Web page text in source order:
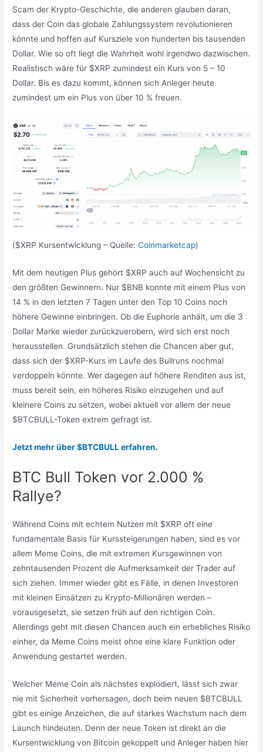
Scam der Krypto-Geschichte, die anderen glauben daran,
dass der Coin das globale Zahlungssystem revolutionieren
könnte und hoffen auf Kursziele von hunderten bis tausenden
Dollar. Wie so oft liegt die Wahrheit wohl irgendwo dazwischen.
Realistisch wäre für $XRP zumindest ein Kurs von 5 – 10
Dollar. Bis es dazu kommt, können sich Anleger heute
zumindest um ein Plus von über 10 % freuen.
($XRP Kursentwicklung – Quelle:Coinmarketcap)
Mit dem heutigen Plus gehört $XRP auch auf Wochensicht zu
den größten Gewinnern. Nur $BNB konnte mit einem Plus von
14 % in den letzten 7 Tagen unter den Top 10 Coins noch
höhere Gewinne einbringen. Ob die Euphorie anhält, um die 3
Dollar Marke wieder zurückzuerobern, wird sich erst noch
herausstellen. Grundsätzlich stehen die Chancen aber gut,
dass sich der $XRP-Kurs im Laufe des Bullruns nochmal
verdoppeln könnte. Wer dagegen auf höhere Renditen aus ist,
muss bereit sein, ein höheres Risiko einzugehen und auf
kleinere Coins zu setzen, wobei aktuell vor allem der neue
$BTCBULL-Token extrem gefragt ist.
Jetzt mehr über $BTCBULL erfahren.
BTC Bull Token vor 2.000 %
Rallye?
Während Coins mit echtem Nutzen mit $XRP oft eine
fundamentale Basis für Kurssteigerungen haben, sind es vor
allem Meme Coins, die mit extremen Kursgewinnen von
zehntausenden Prozent die Aufmerksamkeit der Trader auf
sich ziehen. Immer wieder gibt es Fälle, in denen Investoren
mit kleinen Einsätzen zu Krypto-Millionären werden –
vorausgesetzt, sie setzen früh auf den richtigen Coin.
Allerdings geht mit diesen Chancen auch ein erhebliches Risiko
einher, da Meme Coins meist ohne eine klare Funktion oder
Anwendung gestartet werden.
Welcher Meme Coin als nächstes explodiert, lässt sich zwar
nie mit Sicherheit vorhersagen, doch beim neuen $BTCBULL
gibt es einige Anzeichen, die auf starkes Wachstum nach dem
Launch hindeuten. Denn der neue Token ist direkt an die
Kursentwicklung von Bitcoin gekoppelt und Anleger haben hier